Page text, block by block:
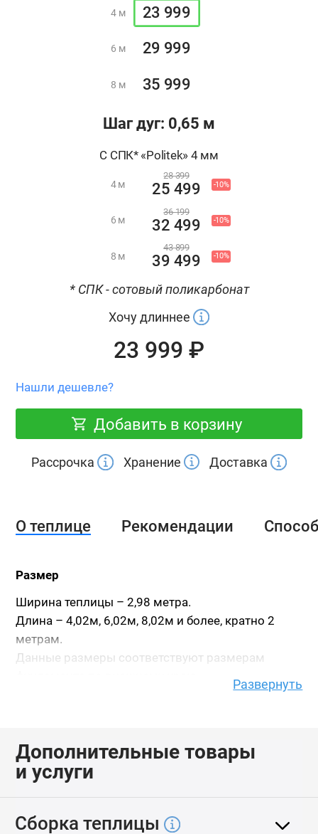
4 м 23 999
6 м 29 999
8 м 35 999
Шаг дуг: 0,65 м
С СПК* «Politek» 4 мм
4 м -10%
28 399
25 499
6 м -10%
36 199
32 499
8 м -10%
43 899
39 499
* СПК - сотовый поликарбонат
Хочу длиннее
Нашли дешевле?
23 999 ₽
Добавить в корзину
Рассрочка Хранение Доставка
О теплице Рекомендации
Размер
Ширина теплицы – 2,98 метра.
Длина – 4,02м, 6,02м, 8,02м и более, кратно 2
метрам.
Данные размеры соответствуют размерам
Каркас
Теплица имеет две двери и две форточки в
противоположных торцах.
Развернуть
Дополнительные товары
и услуги
Сборка теплицы